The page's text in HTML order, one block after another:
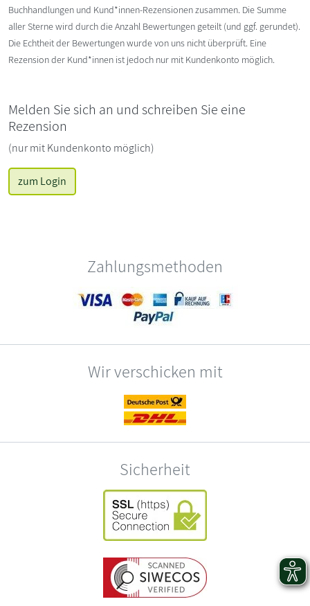
Buchhandlungen und Kund*innen-Rezensionen zusammen. Die Summe
aller Sterne wird durch die Anzahl Bewertungen geteilt (und ggf. gerundet).
Die Echtheit der Bewertungen wurde von uns nicht überprüft. Eine
Rezension der Kund*innen ist jedoch nur mit Kundenkonto möglich.
Melden Sie sich an und schreiben Sie eine
Rezension
(nur mit Kundenkonto möglich)
zum Login
Zahlungsmethoden
Wir verschicken mit
Sicherheit